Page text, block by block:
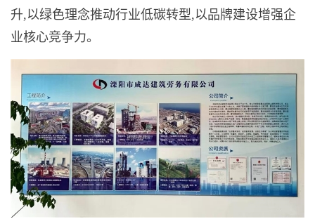
升,以绿色理念推动行业低碳转型,以品牌建设增强企
业核心竞争力。